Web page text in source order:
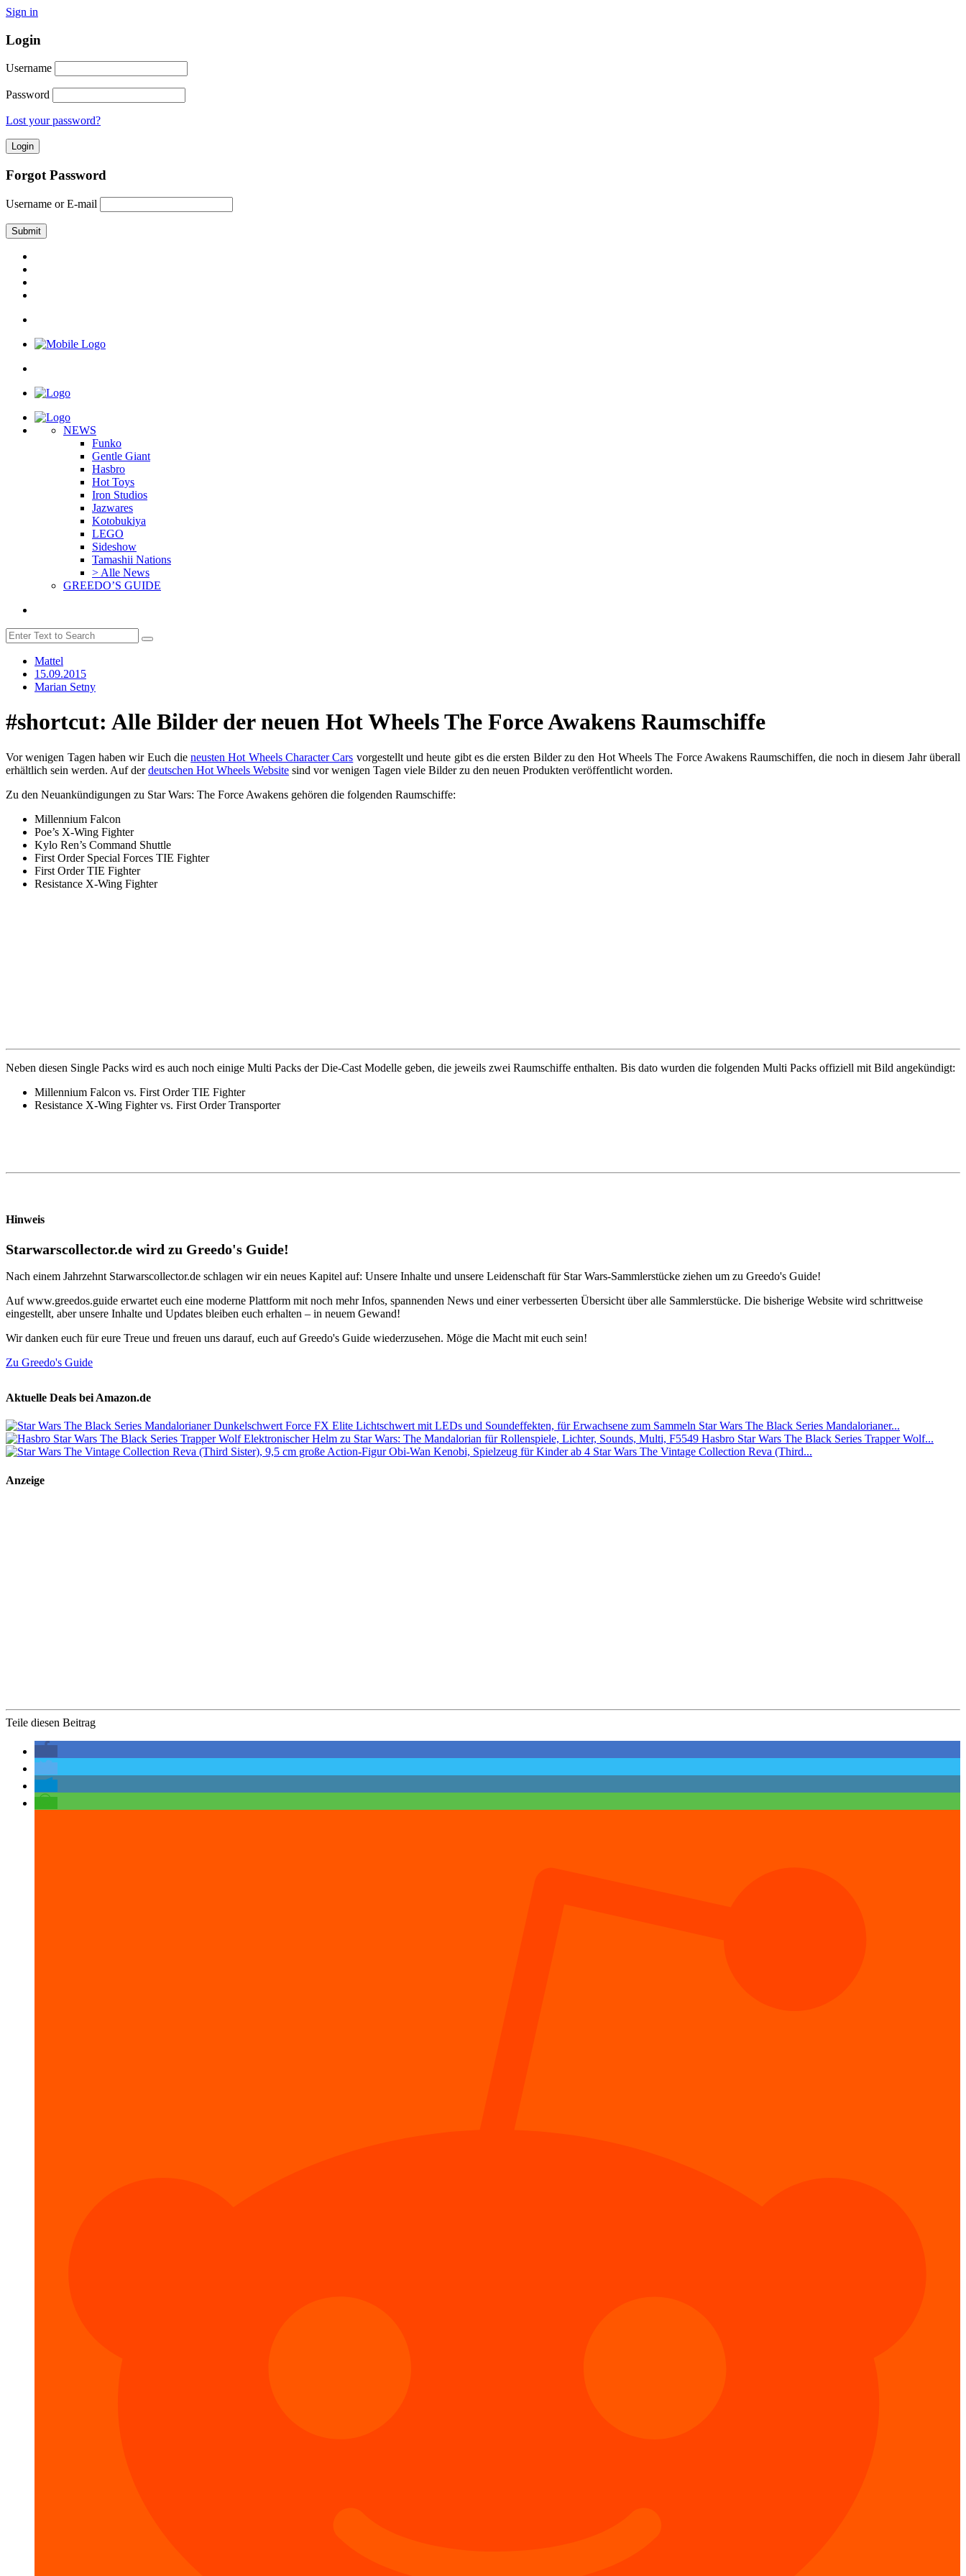
Sign in
Login
Username
Password
Lost your password?
Forgot Password
Username or E-mail
NEWS
Funko
Gentle Giant
Hasbro
Hot Toys
Iron Studios
Jazwares
Kotobukiya
LEGO
Sideshow
Tamashii Nations
> Alle News
GREEDO’S GUIDE
Mattel
15.09.2015
Marian Setny
#shortcut: Alle Bilder der neuen Hot Wheels The Force Awakens Raumschiffe
Vor wenigen Tagen haben wir Euch dieneusten Hot Wheels Character Cars vorgestellt und heute gibt es die ersten Bilder zu den Hot Wheels The Force Awakens Raumschiffen, die noch in diesem Jahr überall
erhältlich sein werden. Auf derdeutschen Hot Wheels Website sind vor wenigen Tagen viele Bilder zu den neuen Produkten veröffentlicht worden.
Zu den Neuankündigungen zu Star Wars: The Force Awakens gehören die folgenden Raumschiffe:
Millennium Falcon
Poe’s X-Wing Fighter
Kylo Ren’s Command Shuttle
First Order Special Forces TIE Fighter
First Order TIE Fighter
Resistance X-Wing Fighter
Neben diesen Single Packs wird es auch noch einige Multi Packs der Die-Cast Modelle geben, die jeweils zwei Raumschiffe enthalten. Bis dato wurden die folgenden Multi Packs offiziell mit Bild angekündigt:
Millennium Falcon vs. First Order TIE Fighter
Resistance X-Wing Fighter vs. First Order Transporter
Hinweis
Starwarscollector.de wird zu Greedo's Guide!
Nach einem Jahrzehnt Starwarscollector.de schlagen wir ein neues Kapitel auf: Unsere Inhalte und unsere Leidenschaft für Star Wars-Sammlerstücke ziehen um zu Greedo's Guide!
Auf www.greedos.guide erwartet euch eine moderne Plattform mit noch mehr Infos, spannenden News und einer verbesserten Übersicht über alle Sammlerstücke. Die bisherige Website wird schrittweise
eingestellt, aber unsere Inhalte und Updates bleiben euch erhalten – in neuem Gewand!
Wir danken euch für eure Treue und freuen uns darauf, euch auf Greedo's Guide wiederzusehen. Möge die Macht mit euch sein!
Zu Greedo's Guide
Aktuelle Deals bei Amazon.de
Star Wars The Black Series Mandalorianer...
Hasbro Star Wars The Black Series Trapper Wolf...
Star Wars The Vintage Collection Reva (Third...
Anzeige
Teile diesen Beitrag